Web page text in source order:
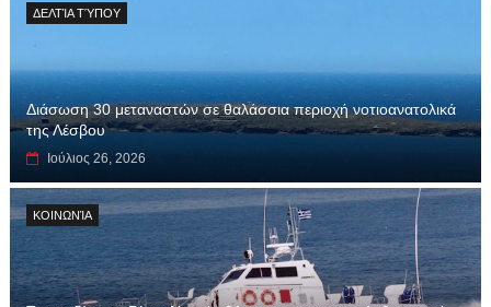
ΔΕΛΤΊΑ ΤΎΠΟΥ
Διάσωση 30 μεταναστών σε θαλάσσια περιοχή νοτιοανατολικά
της Λέσβου
Ιούλιος 26, 2026
ΚΟΙΝΩΝΊΑ